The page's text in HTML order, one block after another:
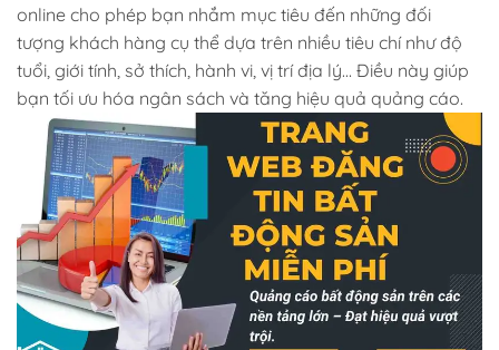
online cho phép bạn nhắm mục tiêu đến những đối
tượng khách hàng cụ thể dựa trên nhiều tiêu chí như độ
tuổi, giới tính, sở thích, hành vi, vị trí địa lý… Điều này giúp
bạn tối ưu hóa ngân sách và tăng hiệu quả quảng cáo.